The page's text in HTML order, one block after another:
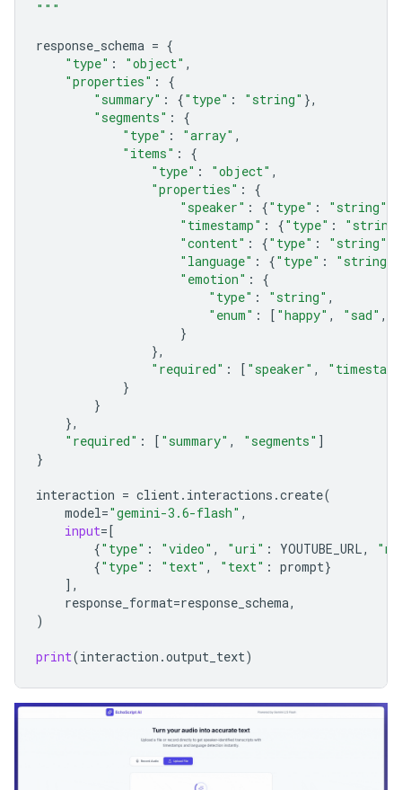
"""
response_schema = {
"type" : "object" ,
"properties" :
{
"summary" : {"type" : "string" },
"segments" :
{
"type" : "array" ,
"items" :
{
"type" : "object" ,
"properties" :
{
"speaker" : {"type" : "string"
"timestamp" : {"type" :
"content" : {"type" : "string"
"language" : {"type" : "string"
"emotion" :
{
"type" : "string" ,
"enum" : [ "happy" , "sad" ,
}
},
"required" : [ "speaker" ,
}
}
},
"required" : [ "summary" , "segments" ]
}
interaction = client. interactions .create(
model="gemini-3.6-flash" ,
input=[
{"type" : "video" , "uri" : YOUTUBE_URL,
{"type" : "text" , "text" : prompt}
],
response_format=response_schema,
)
print(interaction .output_text)